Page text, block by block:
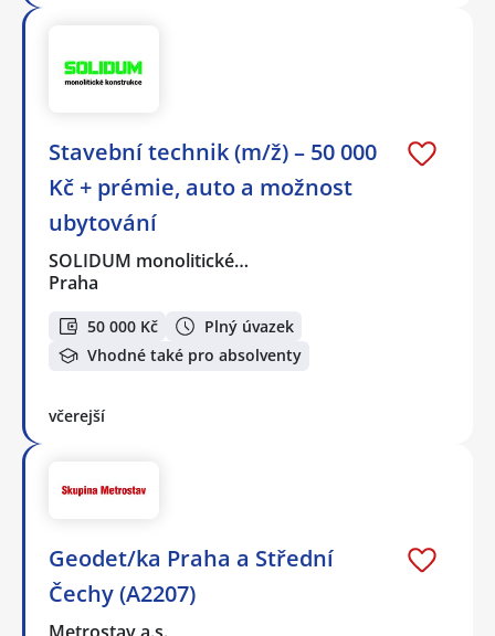
Stavební technik (m/ž) – 50 000
Kč + prémie, auto a možnost
ubytování
SOLIDUM monolitické…
Praha
50 000 Kč
Plný úvazek
Vhodné také pro absolventy
včerejší
Geodet/ka Praha a Střední
Čechy (A2207)